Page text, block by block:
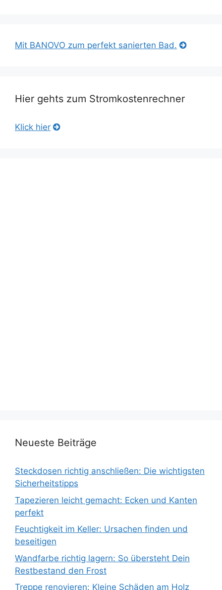
Mit BANOVO zum perfekt sanierten Bad.
Hier gehts zum Stromkostenrechner
Klick hier
Neueste Beiträge
Steckdosen richtig anschließen: Die wichtigsten
Sicherheitstipps
Tapezieren leicht gemacht: Ecken und Kanten
perfekt
Feuchtigkeit im Keller: Ursachen finden und
beseitigen
Wandfarbe richtig lagern: So übersteht Dein
Restbestand den Frost
Treppe renovieren: Kleine Schäden am Holz